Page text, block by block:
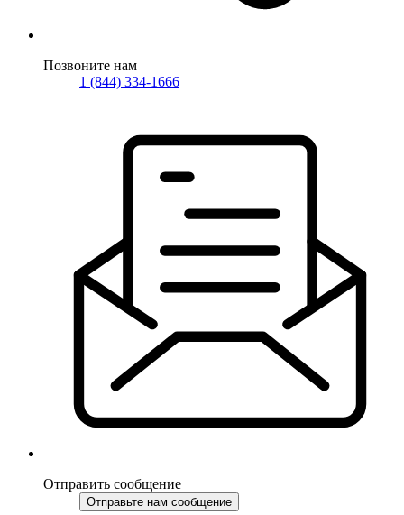
Позвоните нам
1 (844) 334-1666
Отправить сообщение
Отправьте нам сообщение